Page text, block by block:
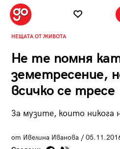
НЕЩАТА ОТ ЖИВОТА
Не те помня
земетресение,
всичко се тресе
За музите, които никога
от Ивелина Иванова /